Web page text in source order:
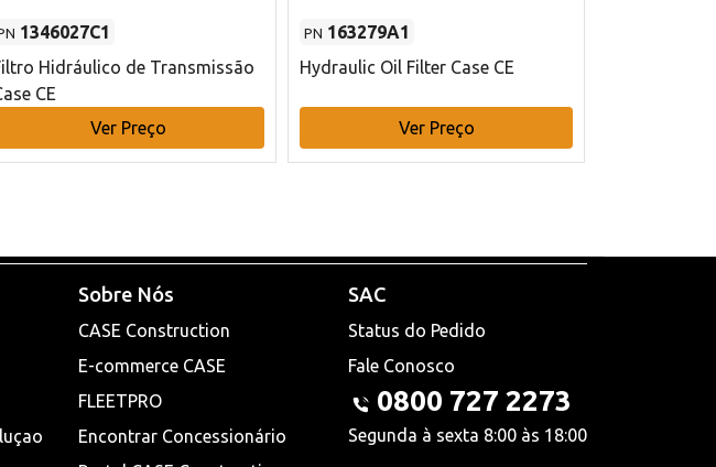
1346027C1
Hidráulico de Transmissão
CE
Ver Preço
PN 163279A1
Hydraulic Oil Filter Case CE
Ver Preço
Sobre Nós
CASE Construction
E-commerce CASE
FLEETPRO
Encontrar Concessionário
SAC
Status do Pedido
Fale Conosco
0800 727 2273
Segunda à sexta 8:00 às 18:00